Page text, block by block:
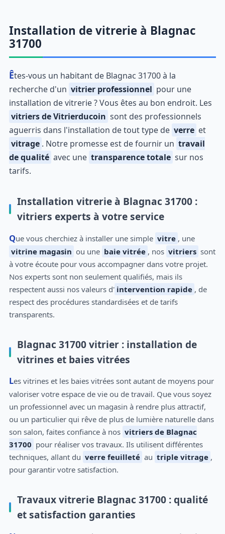
Installation de vitrerie à Blagnac
31700
Êtes-vous un habitant de Blagnac 31700 à la
recherche d'un vitrier professionnel pour une
installation de vitrerie ? Vous êtes au bon endroit. Les
vitriers de Vitrierducoin sont des professionnels
aguerris dans l'installation de tout type de verre et
vitrage . Notre promesse est de fournir un travail
de qualité avec une transparence totale sur nos
tarifs.
Installation vitrerie à Blagnac 31700 :
vitriers experts à votre service
Que vous cherchiez à installer une simple vitre , une
vitrine magasin ou une baie vitrée , nos vitriers sont
à votre écoute pour vous accompagner dans votre projet.
Nos experts sont non seulement qualifiés, mais ils
respectent aussi nos valeurs d' intervention rapide , de
respect des procédures standardisées et de tarifs
transparents.
Blagnac 31700 vitrier : installation de
vitrines et baies vitrées
Les vitrines et les baies vitrées sont autant de moyens pour
valoriser votre espace de vie ou de travail. Que vous soyez
un professionnel avec un magasin à rendre plus attractif,
ou un particulier qui rêve de plus de lumière naturelle dans
son salon, faites confiance à nos vitriers de Blagnac
31700 pour réaliser vos travaux. Ils utilisent différentes
techniques, allant du verre feuilleté au triple vitrage ,
pour garantir votre satisfaction.
Travaux vitrerie Blagnac 31700 : qualité
et satisfaction garanties